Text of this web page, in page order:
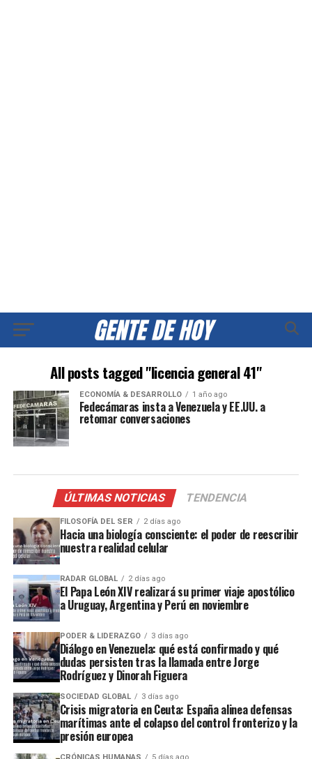
All posts tagged "licencia general 41"
ECONOMÍA & DESARROLLO 1 año ago
Fedecámaras insta a Venezuela y EE.UU. a
retomar conversaciones
ÚLTIMAS NOTICIAS TENDENCIA
FILOSOFÍA DEL SER 2 días ago
Hacia una biología consciente: el poder de reescribir
nuestra realidad celular
RADAR GLOBAL 2 días ago
El Papa León XIV realizará su primer viaje apostólico
a Uruguay, Argentina y Perú en noviembre
PODER & LIDERAZGO 3 días ago
Diálogo en Venezuela: qué está confirmado y qué
dudas persisten tras la llamada entre Jorge
Rodríguez y Dinorah Figuera
SOCIEDAD GLOBAL 3 días ago
Crisis migratoria en Ceuta: España alinea defensas
marítimas ante el colapso del control fronterizo y la
presión europea